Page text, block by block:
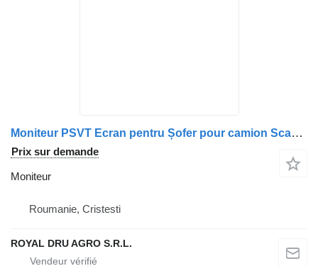
Moniteur PSVT Ecran pentru Șofer pour camion Scania PSVT
Prix sur demande
Moniteur
Roumanie, Cristesti
ROYAL DRU AGRO S.R.L.